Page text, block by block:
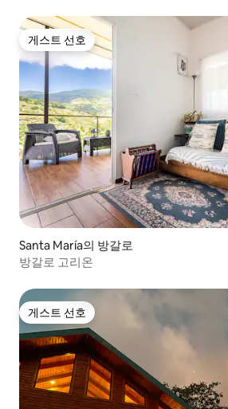
게스트 선호
게스트 선호
Santa María의 방갈로
방갈로 고리온
게스트 선호
게스트 선호